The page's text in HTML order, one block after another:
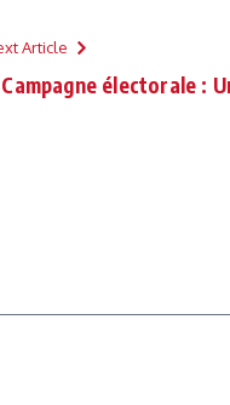
Article
Campagne électorale :